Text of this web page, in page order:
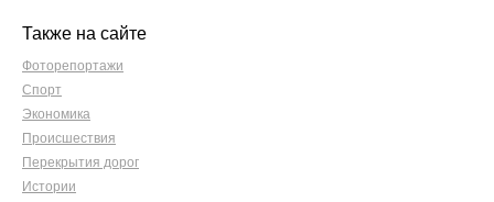
Также на сайте
Фоторепортажи
Спорт
Экономика
Происшествия
Перекрытия дорог
Истории